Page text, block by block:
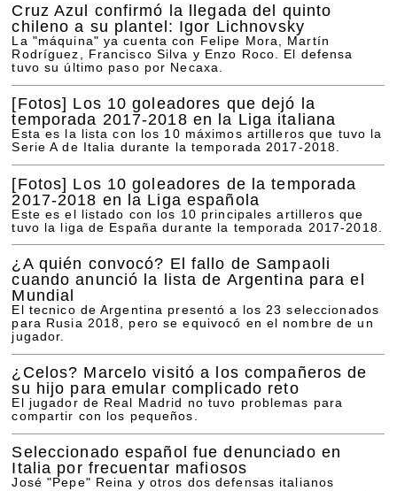
Cruz Azul confirmó la llegada del quinto
chileno a su plantel: Igor Lichnovsky
La "máquina" ya cuenta con Felipe Mora, Martín
Rodríguez, Francisco Silva y Enzo Roco. El defensa
tuvo su último paso por Necaxa.
[Fotos] Los 10 goleadores que dejó la
temporada 2017-2018 en la Liga italiana
Esta es la lista con los 10 máximos artilleros que tuvo la
Serie A de Italia durante la temporada 2017-2018.
[Fotos] Los 10 goleadores de la temporada
2017-2018 en la Liga española
Este es el listado con los 10 principales artilleros que
tuvo la liga de España durante la temporada 2017-2018.
¿A quién convocó? El fallo de Sampaoli
cuando anunció la lista de Argentina para el
Mundial
El tecnico de Argentina presentó a los 23 seleccionados
para Rusia 2018, pero se equivocó en el nombre de un
jugador.
¿Celos? Marcelo visitó a los compañeros de
su hijo para emular complicado reto
El jugador de Real Madrid no tuvo problemas para
compartir con los pequeños.
Seleccionado español fue denunciado en
Italia por frecuentar mafiosos
José "Pepe" Reina y otros dos defensas italianos